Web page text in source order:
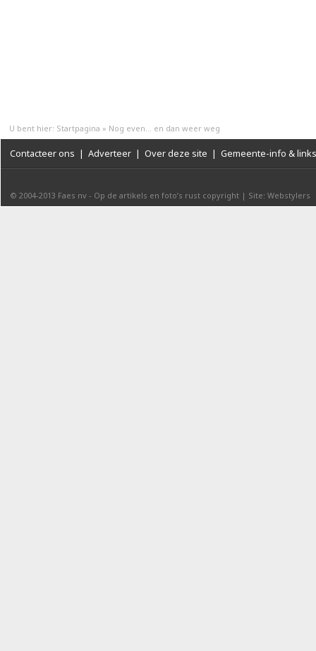
U bent hier: Startpagina » Nog even... en dan weer weg
Contacteer ons | Adverteer | Over deze site | Gemeente-info & links
© 2004-2013 Faes nv - Op de artikels en foto’s rust copyright | Site: Webstylers